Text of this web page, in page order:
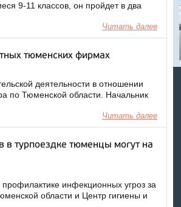
9-11 классов, он пройдет в два
Читать далее
тюменских фирмах
деятельности в отношении
по Тюменской области. Начальник
Читать далее
в турпоездке тюменцы могут на
инфекционных угроз за
области и Центр гигиены и